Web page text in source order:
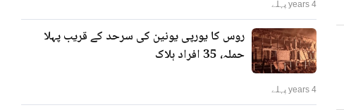
4 years پہلے
روس کا یورپی یونین کی سرحد کے قریب پہلا
حملہ، 35 افراد ہلاک
4 years پہلے